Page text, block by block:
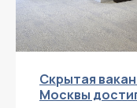
Скрытая
Москвы